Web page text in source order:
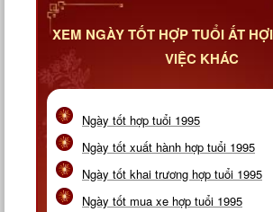
XEM NGÀY TỐT HỢP TUỔI ẤT
VIỆC KHÁC
Ngày tốt hợp tuổi 1995
Ngày tốt xuất hành hợp tuổi 1995
Ngày tốt khai trương hợp tuổi 1995
Ngày tốt mua xe hợp tuổi 1995